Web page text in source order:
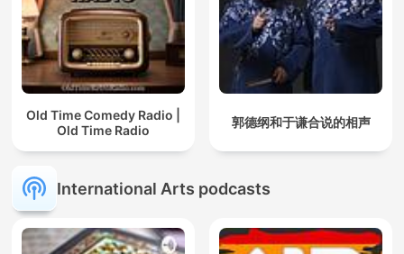
Old Time Comedy Radio |
Old Time Radio
郭德纲和于谦合说的相声
International Arts podcasts